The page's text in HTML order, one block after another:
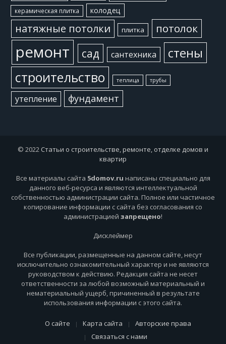
керамическая плитка колодец
натяжные потолки плитка потолок
ремонт сад сантехника
стены
строительство
теплица трубы
утепление фундамент
© 2022 Статьи о строительстве, ремонте, отделке домов и
квартир
Все материалы сайта 5domov.ru написаны специально для
данного веб-ресурса и являются интеллектуальной
собственностью администрации сайта. Полное или частичное
копирование информации с сайта без согласования со
администрацией запрещено!
Дисклеймер
Все публикации, размещенные на данном сайте, несут
исключительно ознакомительный характер и не являются
руководством к действию. Редакция сайта не несет
ответственности за любой возможный материальный и
нематериальный ущерб, причиненный в результате
использования информации с этого сайта.
О сайте Карта сайта
Авторские права
Связаться с нами